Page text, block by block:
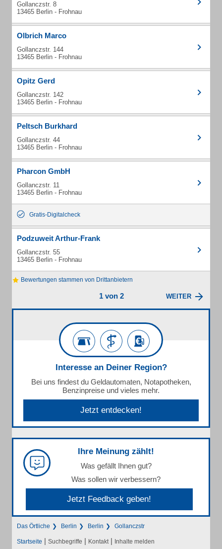
Gollanczstr. 8
13465 Berlin - Frohnau
Olbrich Marco
Gollanczstr. 144
13465 Berlin - Frohnau
Opitz Gerd
Gollanczstr. 142
13465 Berlin - Frohnau
Peltsch Burkhard
Gollanczstr. 44
13465 Berlin - Frohnau
Pharcon GmbH
Gollanczstr. 11
13465 Berlin - Frohnau
Gratis-Digitalcheck
Podzuweit Arthur-Frank
Gollanczstr. 55
13465 Berlin - Frohnau
Bewertungen stammen von Drittanbietern
1 von 2 WEITER
Interesse an Deiner Region?
Bei uns findest du Geldautomaten, Notapotheken,
Benzinpreise und vieles mehr.
Jetzt entdecken!
Ihre Meinung zählt!
Was gefällt Ihnen gut?
Was sollen wir verbessern?
Jetzt Feedback geben!
Das Örtliche Berlin Berlin Gollanczstr
Startseite | Suchbegriffe | Kontakt | Inhalte melden